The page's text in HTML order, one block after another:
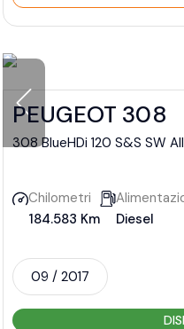
PEUGEOT 308
308 BlueHDi 120 S&S SW
Chilometri
184.583 Km
Diesel
09 / 2017